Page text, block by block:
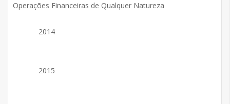
Operações Financeiras de Qualquer Natureza
2014
2015